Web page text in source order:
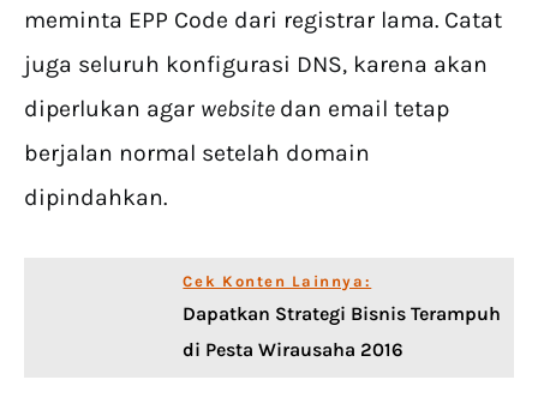
meminta EPP Code dari registrar lama. Catat
juga seluruh konfigurasi DNS, karena akan
diperlukan agar website dan email tetap
berjalan normal setelah domain
dipindahkan.
Cek Konten Lainnya:
Dapatkan Strategi Bisnis Terampuh
di Pesta Wirausaha 2016